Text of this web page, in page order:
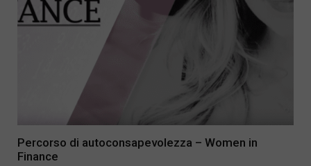
Percorso di autoconsapevolezza – Women in
Finance